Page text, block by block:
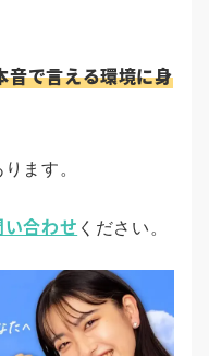
音で言える環境に身
ます。
い合わせ ください。